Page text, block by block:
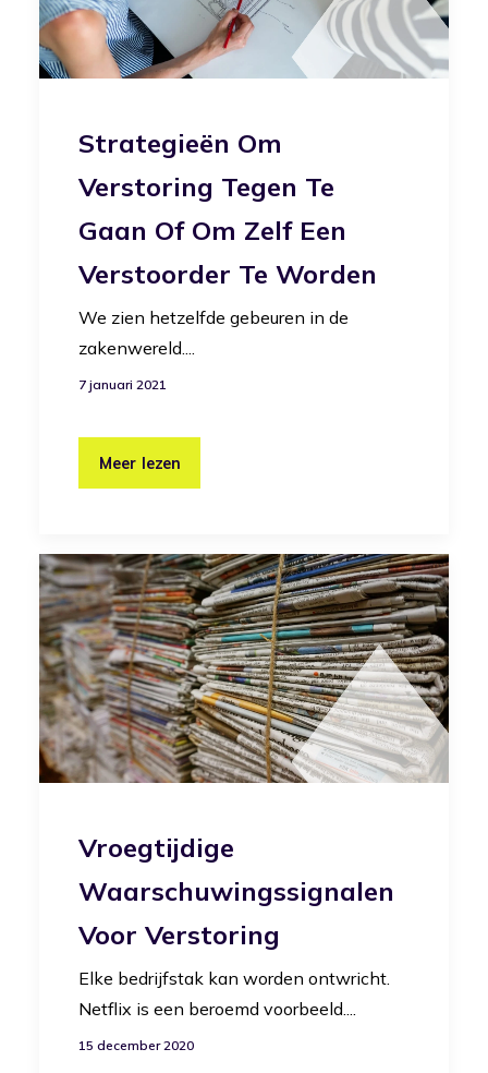
Strategieën Om
Verstoring Tegen Te
Gaan Of Om Zelf Een
Verstoorder Te Worden
We zien hetzelfde gebeuren in de
zakenwereld....
7 januari 2021
Meer lezen
Vroegtijdige
Waarschuwingssignalen
Voor Verstoring
Elke bedrijfstak kan worden ontwricht.
Netflix is een beroemd voorbeeld....
15 december 2020